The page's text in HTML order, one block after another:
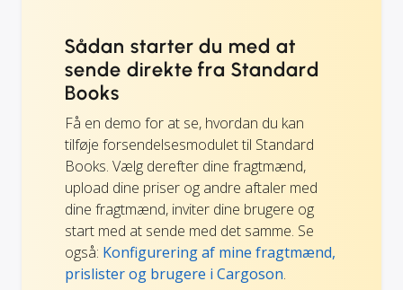
Sådan starter du med at
sende direkte fra Standard
Books
Få en demo for at se, hvordan du kan
tilføje forsendelsesmodulet til Standard
Books. Vælg derefter dine fragtmænd,
upload dine priser og andre aftaler med
dine fragtmænd, inviter dine brugere og
start med at sende med det samme. Se
også: Konfigurering af mine fragtmænd,
prislister og brugere i Cargoson.